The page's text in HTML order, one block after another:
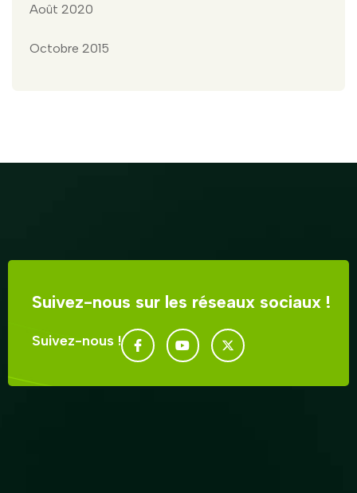
Août 2020
Octobre 2015
Suivez-nous sur les réseaux sociaux !
Suivez-nous !